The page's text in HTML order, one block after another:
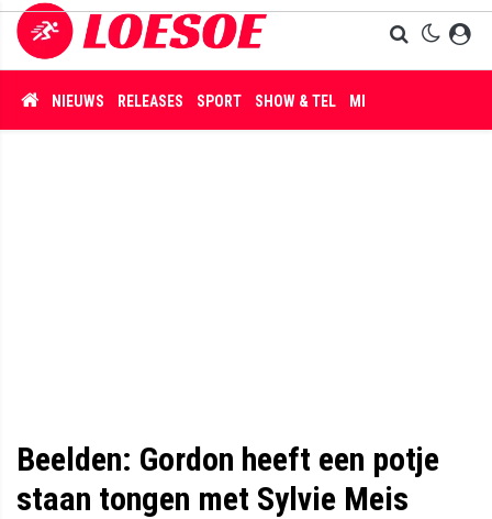
NIEUWS RELEASES SPORT SHOW & TEL MISDAAD
Beelden: Gordon heeft een potje
staan tongen met Sylvie Meis